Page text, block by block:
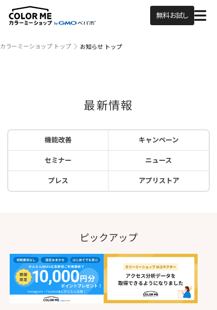
無料お試し
カラーミーショップ トップ お知らせ トップ
最新情報
機能改善 キャンペーン
セミナー ニュース
プレス アプリストア
ピックアップ